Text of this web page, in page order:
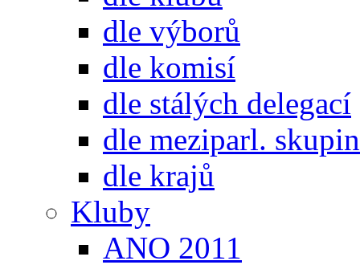
dle výborů
dle komisí
dle stálých delegací
dle meziparl. skupin
dle krajů
Kluby
ANO 2011